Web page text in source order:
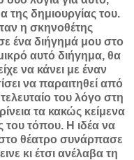
δημιουργίας του.
η σκηνοθέτης
ένα διήγημά μου στο
αυτό διήγημα, θα
να κάνει με έναν
να παραιτηθεί από
του λόγο στη
τα κακώς κείμενα
του τόπου. Η ιδέα να
στο θέατρο συνάρπασε
κι έτσι ανέλαβα τη